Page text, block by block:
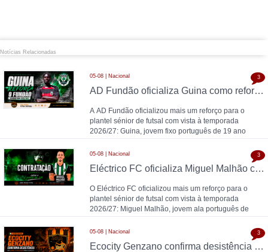
Notícias Relacionadas
05-08 | Nacional
AD Fundão oficializa Guina como reforço para 2026/27
A AD Fundão oficializou mais um reforço para o
plantel sénior de futsal com vista à temporada
2026/27: Guina, jovem fixo português de 19 ano
3
05-08 | Nacional
Eléctrico FC oficializa Miguel Malhão como reforço para 2026/27
O Eléctrico FC oficializou mais um reforço para o
plantel sénior de futsal com vista à temporada
2026/27: Miguel Malhão, jovem ala português de
3
05-08 | Nacional
Ecocity Genzano confirma desistência da Serie A italiana para 2026/27
3